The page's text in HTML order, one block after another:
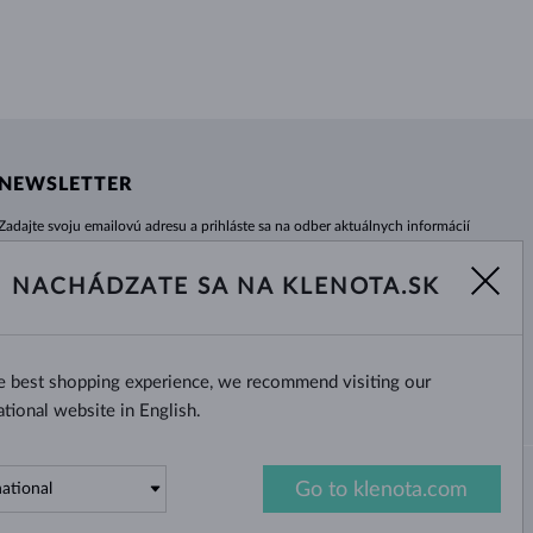
svoju emailovú adresu a prihláste sa na odber aktuálnych informácií
novinka, akcia či zľava Vám už neunikne!
chcem dostávať zaujímavé novinky na e-mail.
NACHÁDZATE SA NA KLENOTA.SK
best shopping experience, we recommend visiting our
website in English.
Go to klenota.com